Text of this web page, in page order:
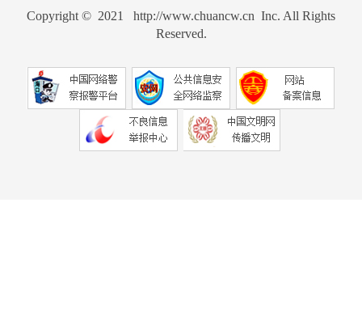
Copyright © 2021 http://www.chuancw.cn Inc. All Rights
Reserved.